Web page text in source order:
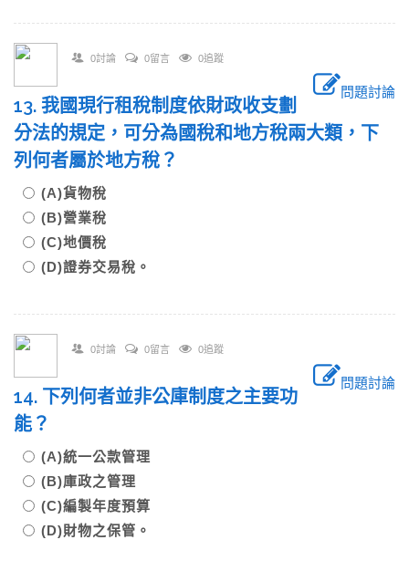
0討論 0留言 0追蹤
問題討論
13. 我國現行租稅制度依財政收支劃
分法的規定，可分為國稅和地方稅兩大類，下
列何者屬於地方稅？
(A)貨物稅
(B)營業稅
(C)地價稅
(D)證券交易稅。
0討論 0留言 0追蹤
問題討論
14. 下列何者並非公庫制度之主要功
能？
(A)統一公款管理
(B)庫政之管理
(C)編製年度預算
(D)財物之保管。